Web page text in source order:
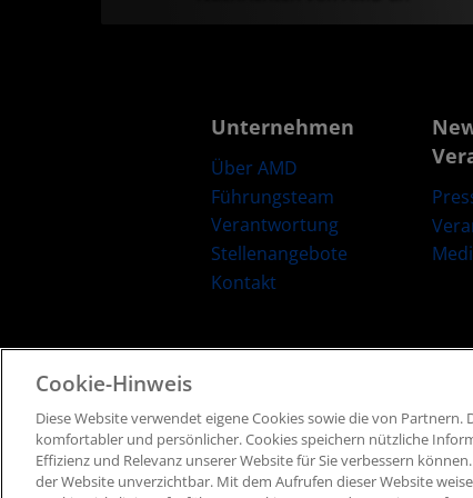
Unternehmen
Über AMD
Führungsteam
Verantwortung
Stellenangebote
Kontakt
Geschäftsbedingungen​ Datenschutz
Cookie-Hinweis
Diese Website verwendet eigene Cookies sowie die von
komfortabler und persönlicher. ​Cookies speichern nützliche
Effizienz und Relevanz unserer Website für Sie verbessern
der Website unverzichtbar. Mit dem Aufrufen dieser Website